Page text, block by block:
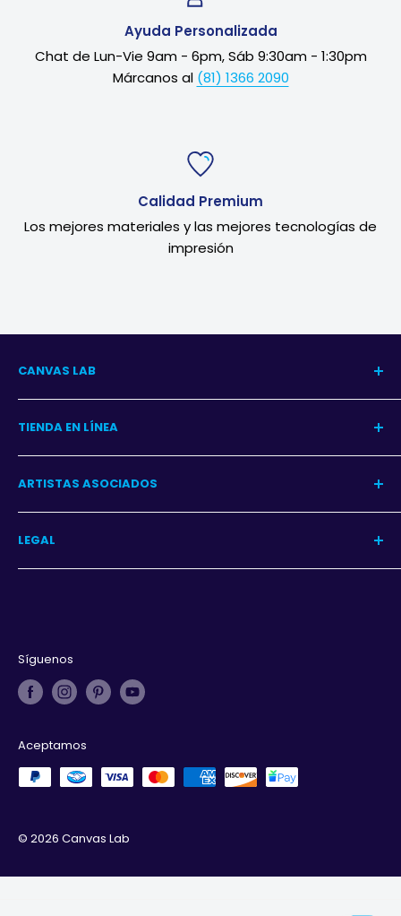
Ayuda Personalizada
Chat de Lun-Vie 9am - 6pm, Sáb 9:30am - 1:30pm
Márcanos al (81) 1366 2090
Calidad Premium
Los mejores materiales y las mejores tecnologías de
impresión
CANVAS LAB
Nuestra Historia
Blog del Arte
Blog Decoración
Contacto
TIENDA EN LÍNEA
Centro de Ayuda
Garantía
ARTISTAS ASOCIADOS
Programa
Iniciar sesión
LEGAL
Aviso de privacidad
Síguenos
Aceptamos
© 2026 Canvas Lab